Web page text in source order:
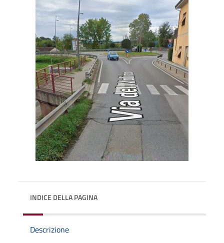
INDICE DELLA PAGINA
Descrizione